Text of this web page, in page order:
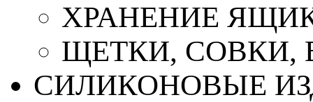
ХРАНЕНИЕ
ЩЕТКИ, СОВКИ,
СИЛИКОНОВЫЕ